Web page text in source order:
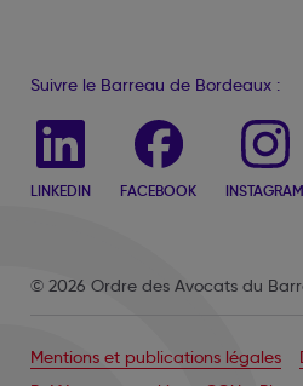
Suivre le Barreau de Bordeaux :
LINKEDIN FACEBOOK INSTAGRAM
© 2026 Ordre des Avocats du
Mentions et publications légales